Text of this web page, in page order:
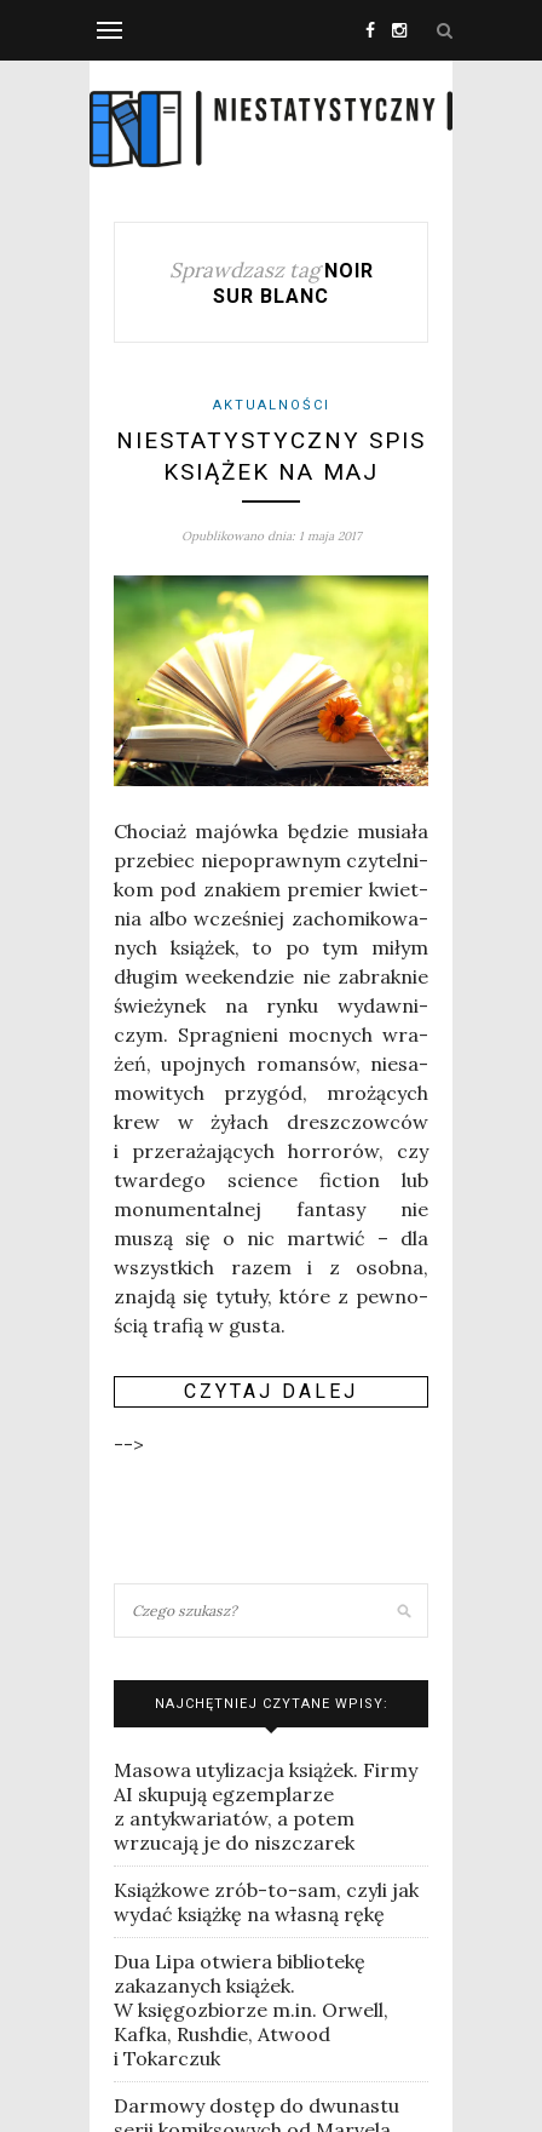
Sprawdzasz tag NOIR
SUR BLANC
AKTUALNOŚCI
NIESTATYSTYCZNY SPIS
KSIĄŻEK NA MAJ
Opublikowano dnia: 1 maja 2017
Cho­ciaż majów­ka będzie musia­ła
prze­biec nie­po­praw­nym czy­tel­ni­
kom pod zna­kiem pre­mier kwiet­
nia albo wcze­śniej zacho­mi­ko­wa­
nych ksią­żek, to po tym miłym
dłu­gim week­en­dzie nie zabrak­nie
świe­ży­nek na ryn­ku wydaw­ni­
czym. Spra­gnie­ni moc­nych wra­
żeń, upoj­nych roman­sów, nie­sa­
mo­wi­tych przy­gód, mro­żą­cych
krew w żyłach dresz­czow­ców
i prze­ra­ża­ją­cych hor­ro­rów, czy
twar­de­go scien­ce fic­tion lub
monu­men­tal­nej fan­ta­sy nie
muszą się o nic mar­twić – dla
wszyst­kich razem i z osob­na,
znaj­dą się tytu­ły, któ­re z pew­no­
ścią tra­fią w gusta.
CZY­TAJ DALEJ
-->
NAJCHĘTNIEJ CZYTANE WPISY:
Masowa utylizacja książek. Firmy
AI skupują egzemplarze
z antykwariatów, a potem
wrzucają je do niszczarek
Książkowe zrób-to-sam, czyli jak
wydać książkę na własną rękę
Dua Lipa otwiera bibliotekę
zakazanych książek.
W księgozbiorze m.in. Orwell,
Kafka, Rushdie, Atwood
i Tokarczuk
Darmowy dostęp do dwunastu